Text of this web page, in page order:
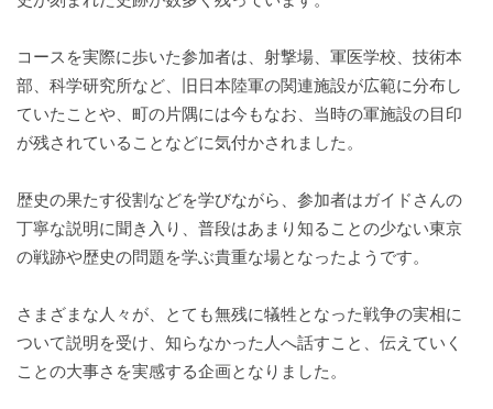
コースを実際に歩いた参加者は、射撃場、軍医学校、技術本
部、科学研究所など、旧日本陸軍の関連施設が広範に分布し
ていたことや、町の片隅には今もなお、当時の軍施設の目印
が残されていることなどに気付かされました。
歴史の果たす役割などを学びながら、参加者はガイドさんの
丁寧な説明に聞き入り、普段はあまり知ることの少ない東京
の戦跡や歴史の問題を学ぶ貴重な場となったようです。
さまざまな人々が、とても無残に犠牲となった戦争の実相に
ついて説明を受け、知らなかった人へ話すこと、伝えていく
ことの大事さを実感する企画となりました。